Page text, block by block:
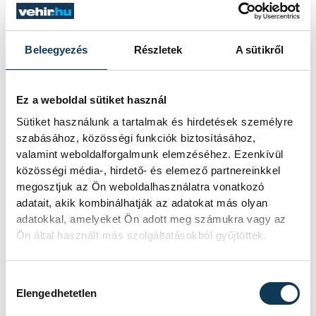
Beleegyezés Részletek A sütikről
Ez a weboldal sütiket használ
Sütiket használunk a tartalmak és hirdetések személyre
szabásához, közösségi funkciók biztosításához,
valamint weboldalforgalmunk elemzéséhez. Ezenkívül
közösségi média-, hirdető- és elemező partnereinkkel
megosztjuk az Ön weboldalhasználatra vonatkozó
adatait, akik kombinálhatják az adatokat más olyan
adatokkal, amelyeket Ön adott meg számukra vagy az
Ön által használt más szolgáltatásokból gyűjtöttek.
Elengedhetetlen
Veszprém belvárosáról
és a város jövőjéről
Veszprém jó helyzetben van, de a
épületekben és
látványberuházásokban kell keresni.
Dr. Alföldi György építész, urbanista
szerint fontosabb kérdés, hogyan
használja a város azt, amije már
megvan, hogyan vonja be a
veszprémieket a döntésekbe, és
képes-e olyan belvárost kialakítani,
ahol az emberek nemcsak
áthaladnak, hanem szívesen
maradnak is. A Magyar Urbanisztikai
Veszprémért Egyesület rendezvényén
beszélt Veszprém adottságairól,